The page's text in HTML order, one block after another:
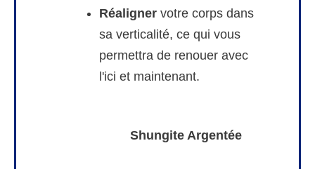
Réaligner votre corps dans
sa verticalité, ce qui vous
permettra de renouer avec
l'ici et maintenant.
Shungite Argentée